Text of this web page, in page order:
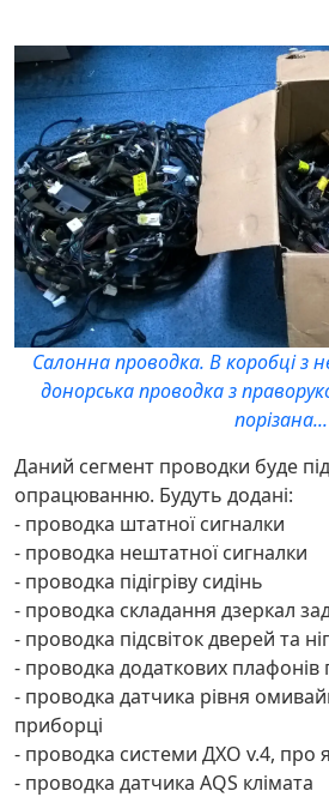
Салонна проводка. В коробці з
донорська проводка з
порізана...
Даний сегмент проводки буде
опрацюванню. Будуть додані:
- проводка штатної сигналки
- проводка нештатної сигналки
- проводка підігріву сидінь
- проводка складання дзеркал
- проводка підсвіток дверей та
- проводка додаткових плафонів
- проводка датчика рівня
приборці
- проводка системи ДХО v.4, про
- проводка датчика AQS клімата